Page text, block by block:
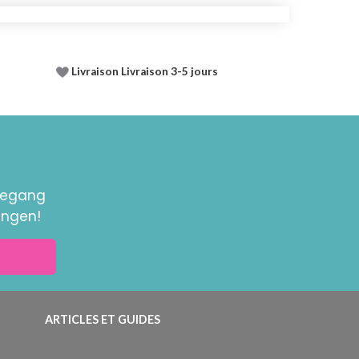
Livraison Livraison 3-5 jours
ARTICLES ET GUIDES